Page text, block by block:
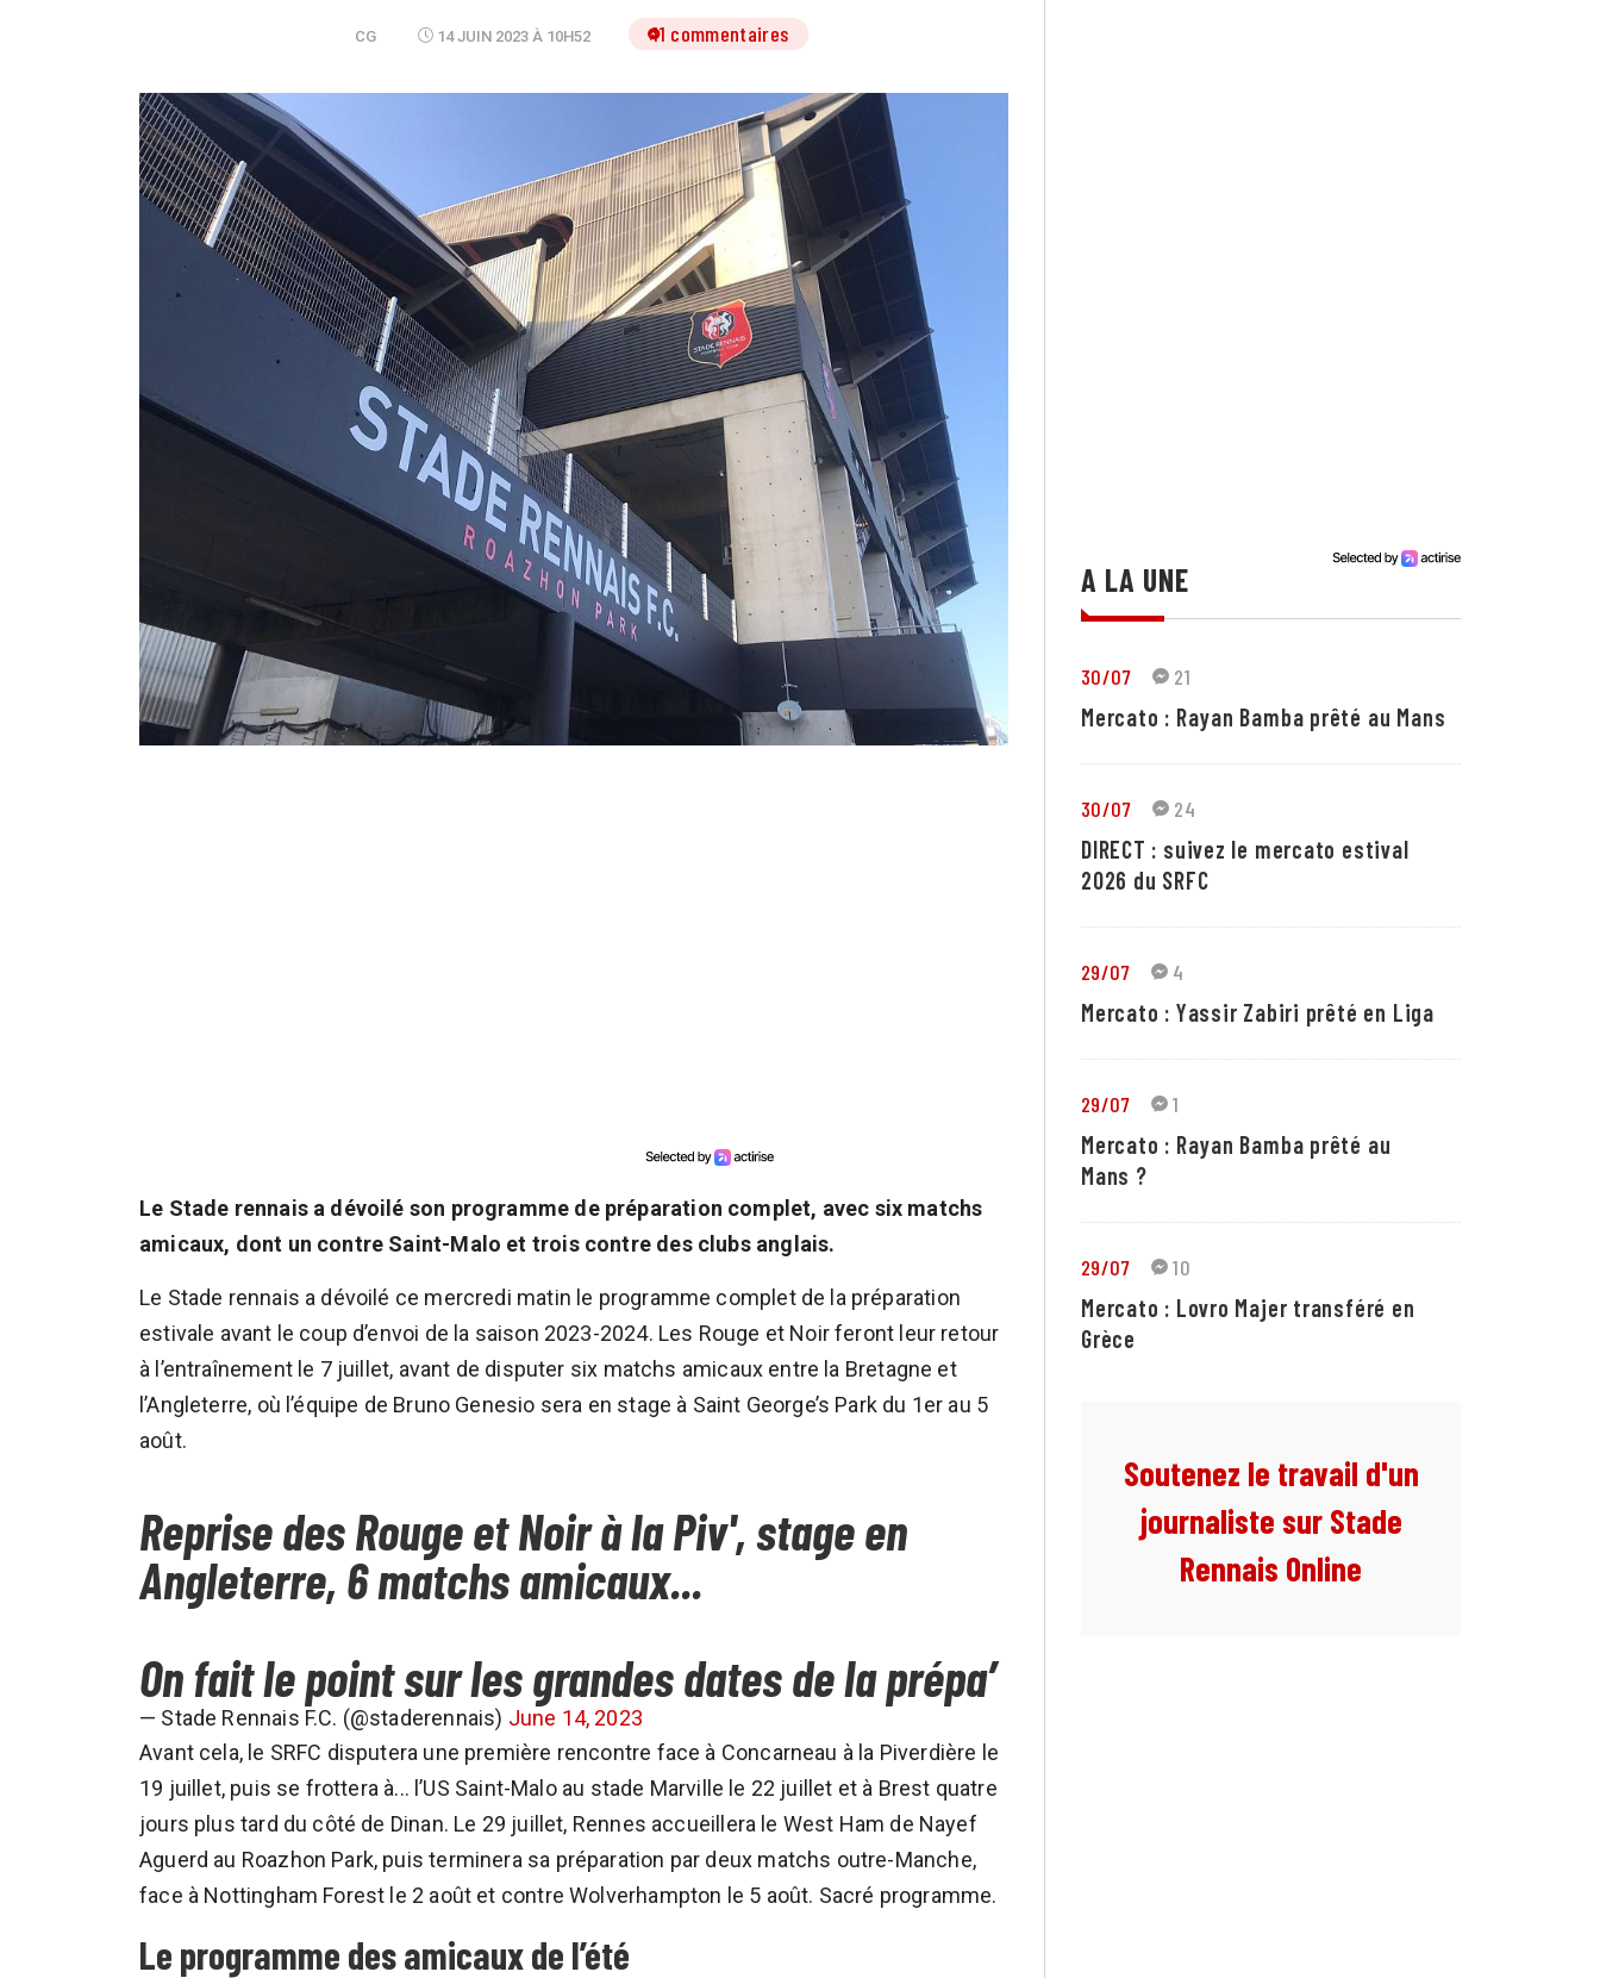
CG 14 JUIN 2023 À 10H52 11 commentaires
Le Stade rennais a dévoilé son programme de préparation complet, avec six matchs
amicaux, dont un contre Saint-Malo et trois contre des clubs anglais.
Le Stade rennais a dévoilé ce mercredi matin le programme complet de la préparation
estivale avant le coup d’envoi de la saison 2023-2024. Les Rouge et Noir feront leur retour
à l’entraînement le 7 juillet, avant de disputer six matchs amicaux entre la Bretagne et
l’Angleterre, où l’équipe de Bruno Genesio sera en stage à Saint George’s Park du 1er au 5
août.
Reprise des Rouge et Noir à la Piv', stage en
Angleterre, 6 matchs amicaux...
On fait le point sur les grandes dates de la prépa’
— Stade Rennais F.C. (@staderennais) June 14, 2023
Avant cela, le SRFC disputera une première rencontre face à Concarneau à la Piverdière le
19 juillet, puis se frottera à... l’US Saint-Malo au stade Marville le 22 juillet et à Brest quatre
jours plus tard du côté de Dinan. Le 29 juillet, Rennes accueillera le West Ham de Nayef
Aguerd au Roazhon Park, puis terminera sa préparation par deux matchs outre-Manche,
face à Nottingham Forest le 2 août et contre Wolverhampton le 5 août. Sacré programme.
Le programme des amicaux de l’été
A LA UNE
30/07 21
Mercato : Rayan Bamba prêté au Mans
30/07 24
DIRECT : suivez le mercato estival
2026 du SRFC
29/07 4
Mercato : Yassir Zabiri prêté en Liga
29/07 1
Mercato : Rayan Bamba prêté au
Mans ?
29/07 10
Mercato : Lovro Majer transféré en
Grèce
Soutenez le travail d'un
journaliste sur Stade
Rennais Online